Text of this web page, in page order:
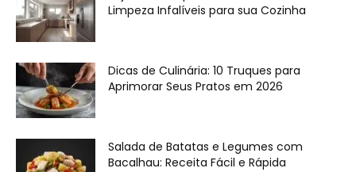
Limpeza Infalíveis para sua Cozinha
Dicas de Culinária: 10 Truques para
Aprimorar Seus Pratos em 2026
Salada de Batatas e Legumes com
Bacalhau: Receita Fácil e Rápida